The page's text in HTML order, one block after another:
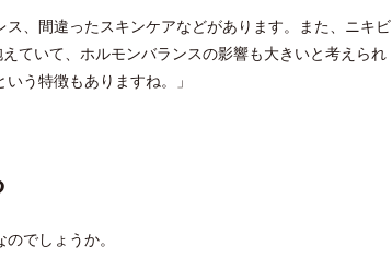
、間違ったスキンケアなどがあります。また、ニキビ
ていて、ホルモンバランスの影響も大きいと考えられ
う特徴もありますね。」
でしょうか。